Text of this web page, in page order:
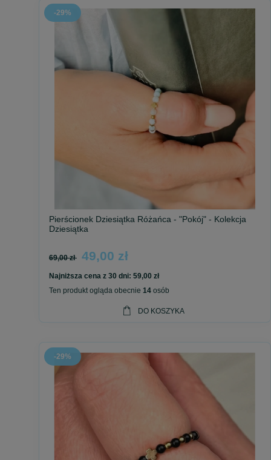
-29%
Pierścionek Dziesiątka Różańca - "Pokój" - Kolekcja
Dziesiątka
69,00 zł 49,00 zł
Najniższa cena z 30 dni: 59,00 zł
Ten produkt ogląda obecnie 14 osób
DO KOSZYKA
-29%